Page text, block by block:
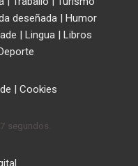
deseñada | Humor
| Lingua| Libros
| Cookies
segundos.